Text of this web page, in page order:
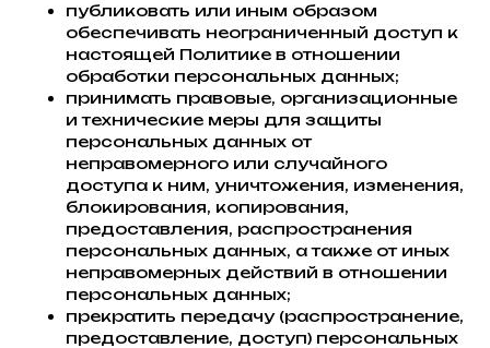
публиковать или иным образом
обеспечивать неограниченный доступ к
настоящей Политике в отношении
обработки персональных данных;
принимать правовые, организационные
и технические меры для защиты
персональных данных от
неправомерного или случайного
доступа к ним, уничтожения, изменения,
блокирования, копирования,
предоставления, распространения
персональных данных, а также от иных
неправомерных действий в отношении
персональных данных;
прекратить передачу (распространение,
предоставление, доступ) персональных